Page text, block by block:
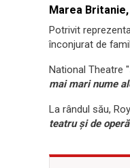
Marea
Potrivit
înconjurat de
National Theatre "
mai mari nume
La rândul său,
teatru și de operă